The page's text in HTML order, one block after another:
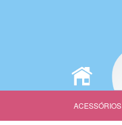
ACESSÓRIOS